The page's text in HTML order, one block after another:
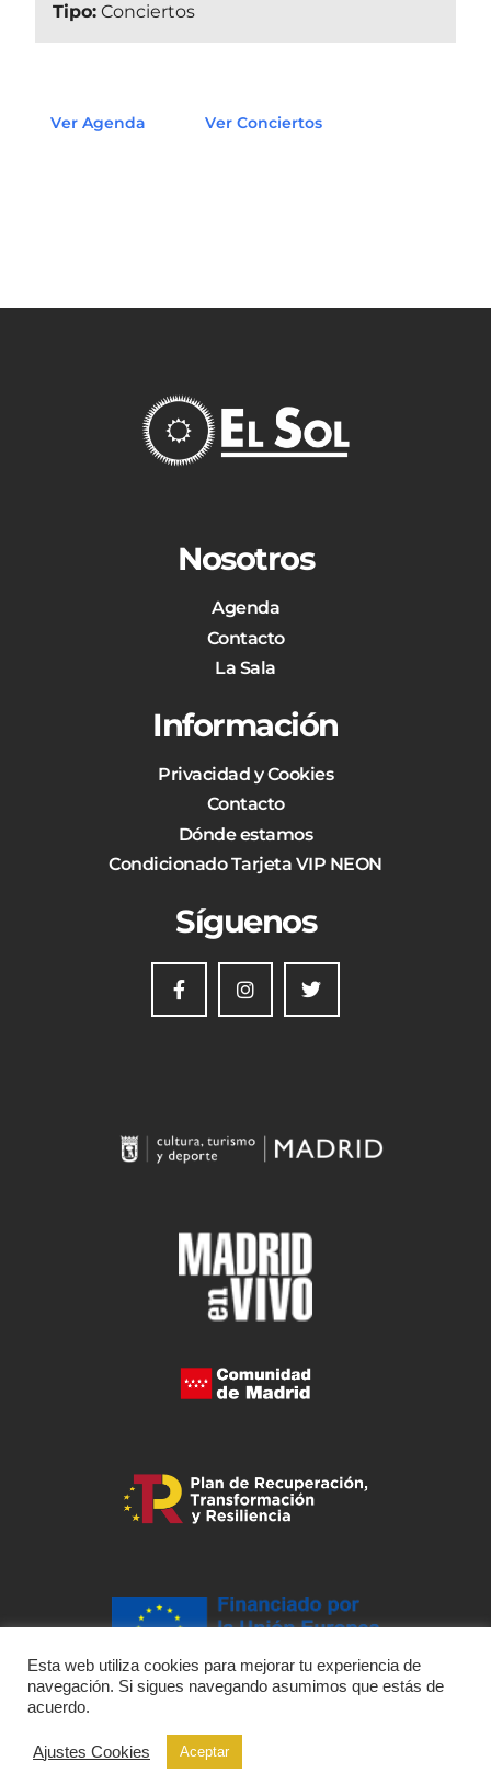
Tipo: Conciertos
Ver Agenda Ver Conciertos
Nosotros
Agenda
Contacto
La Sala
Información
Privacidad y Cookies
Contacto
Dónde estamos
Condicionado Tarjeta VIP NEON
Síguenos
Esta web utiliza cookies para mejorar tu experiencia de
navegación. Si sigues navegando asumimos que estás de
acuerdo.
Ajustes Cookies Aceptar